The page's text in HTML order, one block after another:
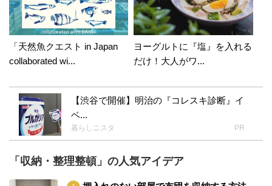
「天然魚クエスト in Japan
collaborated wi...
ヨーグルトに『塩』を入れる
だけ！大人がワ...
【渋谷で開催】明治の『コレスキ診断』イ
ベ...
暮らしニスタ PR
「収納・整理整頓」の人気アイデア